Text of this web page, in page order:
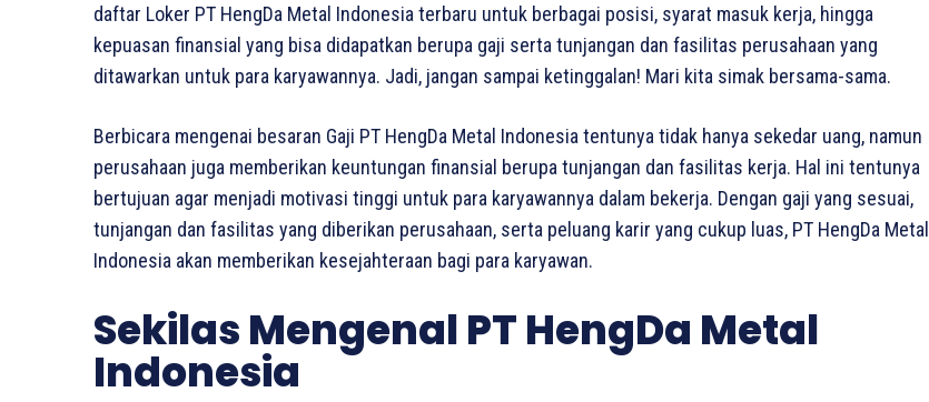
daftar Loker PT HengDa Metal Indonesia terbaru untuk berbagai posisi, syarat masuk kerja, hingga
kepuasan finansial yang bisa didapatkan berupa gaji serta tunjangan dan fasilitas perusahaan yang
ditawarkan untuk para karyawannya. Jadi, jangan sampai ketinggalan! Mari kita simak bersama-sama.
Berbicara mengenai besaran Gaji PT HengDa Metal Indonesia tentunya tidak hanya sekedar uang, namun
perusahaan juga memberikan keuntungan finansial berupa tunjangan dan fasilitas kerja. Hal ini tentunya
bertujuan agar menjadi motivasi tinggi untuk para karyawannya dalam bekerja. Dengan gaji yang sesuai,
tunjangan dan fasilitas yang diberikan perusahaan, serta peluang karir yang cukup luas, PT HengDa Metal
Indonesia akan memberikan kesejahteraan bagi para karyawan.
Sekilas Mengenal PT HengDa Metal
Indonesia